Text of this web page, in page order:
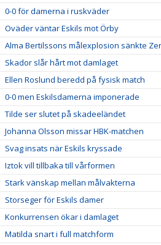
0-0 för damerna i ruskväder
Oväder väntar Eskils mot Örby
Alma Bertilssons målexplosion sänkte
Skador slår hårt mot damlaget
Ellen Roslund beredd på fysisk match
0-0 men Eskilsdamerna imponerade
Tilde ser slutet på skadeeländet
Johanna Olsson missar HBK-matchen
Svag insats när Eskils kryssade
Iztok vill tillbaka till vårformen
Stark vänskap mellan målvakterna
Storseger för Eskils damer
Konkurrensen ökar i damlaget
Matilda snart i full matchform